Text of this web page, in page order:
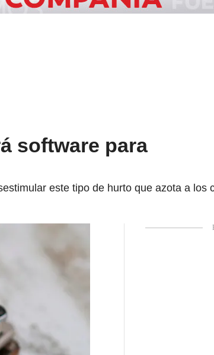
software para
este tipo de hurto que azota a los